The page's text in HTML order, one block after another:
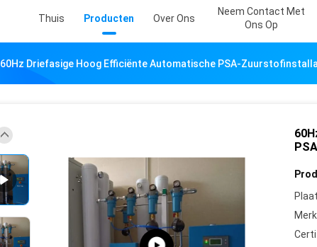
Thuis Producten Over Ons
Neem Contact Met
Ons Op
60Hz Driefasige Hoog Efficiënte Automatische PSA-